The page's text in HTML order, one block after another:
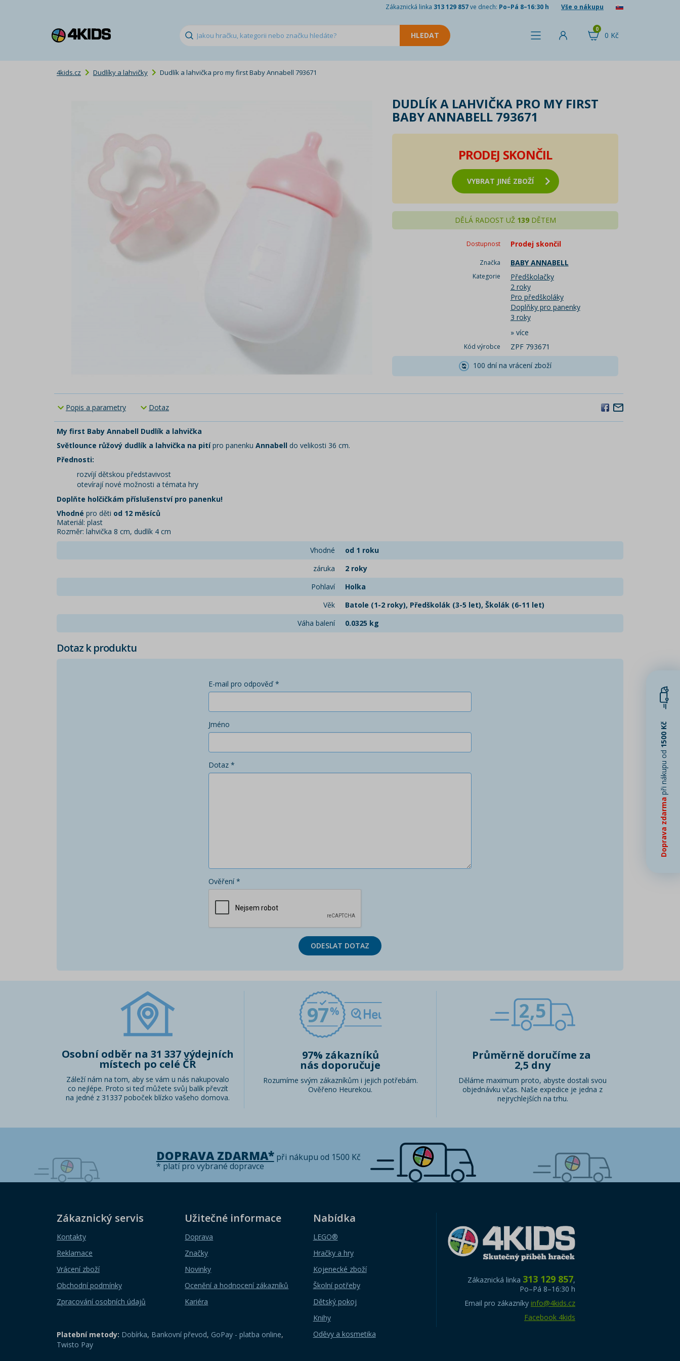
Zákaznická linka 313 129 857ve dnech: Po–Pá 8–16:30 h Vše o nákupu
0 Kč
0
4kids.cz Dudlíky a lahvičky Dudlík a lahvička pro my first Baby Annabell 793671
DUDLÍK A LAHVIČKA PRO MY FIRST
BABY ANNABELL 793671
PRODEJ SKONČIL
VYBRAT JINÉ ZBOŽÍ
DĚLÁ RADOST UŽ 139DĚTEM
Dostupnost Prodej skončil
Značka BABY ANNABELL
Kategorie
Předškolačky
2 roky
Pro předškoláky
Doplňky pro panenky
3 roky
» více
Kód výrobce
ZPF 793671
100 dní na vrácení zboží
Popis a parametry Dotaz
My first Baby Annabell Dudlík a lahvička
Světlounce růžový dudlík a lahvička na pitípro panenku Annabell do velikosti 36 cm.
Přednosti:
rozvíjí dětskou představivost
otevírají nové možnosti a témata hry
Doplňte holčičkám příslušenství pro panenku!
Vhodné pro děti od 12 měsíců
Materiál: plast
Rozměr: lahvička 8 cm, dudlík 4 cm
Vhodné
od 1 roku
záruka
2 roky
Pohlaví
Holka
Věk
Batole (1-2 roky), Předškolák (3-5 let), Školák (6-11 let)
Váha balení
0.0325 kg
Dotaz k produktu
E-mail pro odpověď *
Jméno
Dotaz *
Ověření *
ODESLAT DOTAZ
Osobní odběr na 31 337 výdejních
místech po celé ČR
Záleží nám na tom, aby se vám u nás nakupovalo
co nejlépe. Proto si teď můžete svůj balík převzít
na jedné z 31337 poboček blízko vašeho domova.
97
97% zákazníků
nás doporučuje
Rozumíme svým zákazníkům i jejich potřebám.
Ověřeno Heurekou.
2,5
Průměrně doručíme za
2,5 dny
Děláme maximum proto, abyste dostali svou
objednávku včas. Naše expedice je jedna z
nejrychlejších na trhu.
DOPRAVA ZDARMA*při nákupu od 1500 Kč
* platí pro vybrané dopravce
Zákaznický servis
Kontakty
Reklamace
Vrácení zboží
Obchodní podmínky
Zpracování osobních údajů
Užitečné informace
Doprava
Značky
Novinky
Ocenění a hodnocení zákazníků
Kariéra
Nabídka
LEGO®
Hračky a hry
Kojenecké zboží
Školní potřeby
Dětský pokoj
Knihy
Oděvy a kosmetika
Platební metody: Dobírka, Bankovní převod, GoPay - platba online,
Twisto Pay
Zákaznická linka 313 129 857,
Po–Pá 8–16:30 h
Email pro zákazníky info@4kids.cz
Facebook 4kids
Doprava zdarma
při nákupu od
1500 Kč